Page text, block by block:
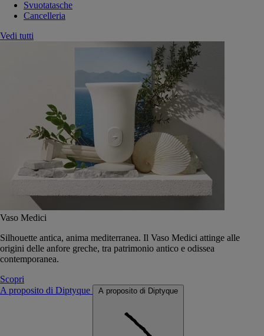
Svuotatasche
Cancelleria
Vedi tutti
Vaso Medici
Silhouette antica, anima mediterranea. Il Vaso Medici attinge alle
origini delle anfore greche, tra patrimonio antico e odissea
contemporanea.
Scopri
A proposito di Diptyque
A proposito di Diptyque